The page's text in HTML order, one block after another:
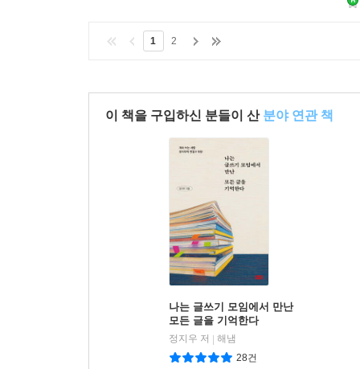
1 2
이 책을 구입하신 분들이 산 분야 연관 책
나는 글쓰기 모임에서 만난
모든 글을 기억한다
정지우 저
해냄
28건